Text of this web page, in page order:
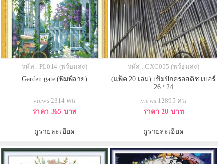
รหัส : PL014 (พร้อมส่ง)
Garden gate (พิมพ์ลาย)
views 2314 คน
ราคา 365 บาท
ดูรายละเอียด
รหัส : CXC005 (พร้อมส่ง)
(แพ็ค 20 เล่ม) เข็มปักครอสติช เบอร์
26 / 24
views 12895 คน
ราคา 20 บาท
ดูรายละเอียด